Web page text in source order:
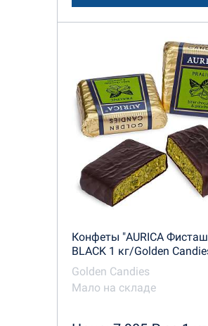
Конфеты "AURICA
BLACK 1 кг/Golden
Golden Candies
Мало на складе